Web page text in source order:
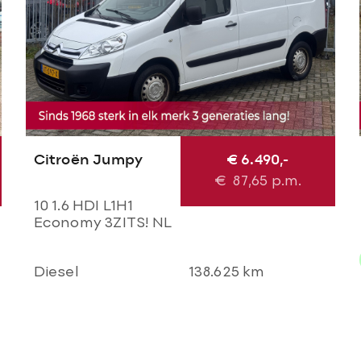
Citroën Jumpy
10 1.6 HDI L1H1
Economy 3ZITS! NL
Imperial l
€ 6.490,-
€ 87,65 p.m.
Diesel 138.625 km